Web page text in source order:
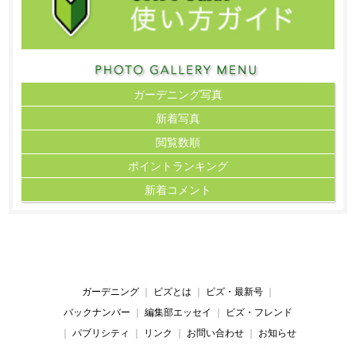
ガーデニング写真
新着写真
閲覧数順
ポイント ランキング
新着コメント
ガーデニング｜ ビズとは ビズ・最新号｜
バックナンバー
編集部エッセイ
ビズ・フレンド
パブリシティ リンク お問い合わせ｜
お知らせ